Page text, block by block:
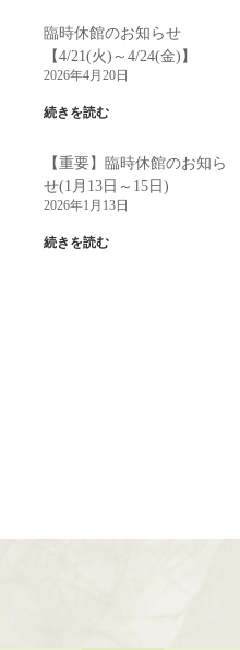
臨時休館のお知らせ
【4/21(火)～4/24(金)】
2026年4月20日
続きを読む
【重要】臨時休館のお知ら
せ(1月13日～15日)
2026年1月13日
続きを読む